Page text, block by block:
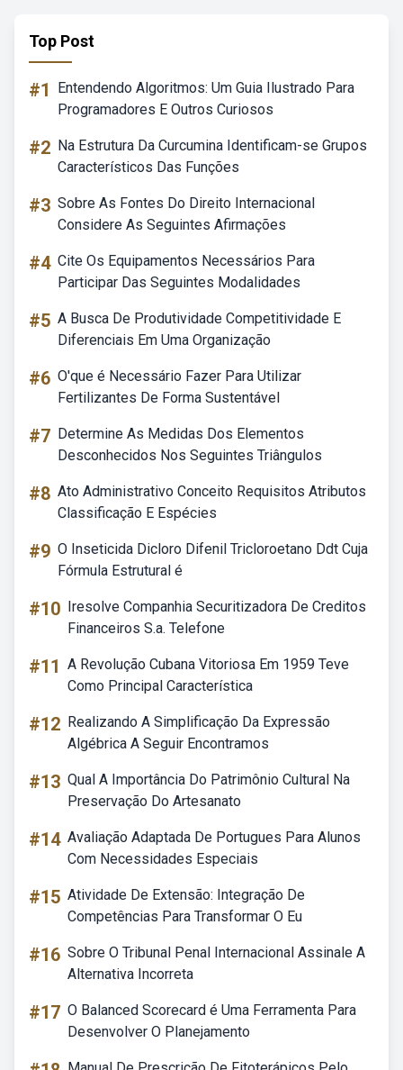
Top Post
#1
Entendendo Algoritmos: Um Guia Ilustrado Para
Programadores E Outros Curiosos
#2 Na Estrutura Da Curcumina Identificam-se Grupos
Característicos Das Funções
#3 Sobre As Fontes Do Direito Internacional
Considere As Seguintes Afirmações
#4 Cite Os Equipamentos Necessários Para
Participar Das Seguintes Modalidades
#5 A Busca De Produtividade Competitividade E
Diferenciais Em Uma Organização
#6 O'que é Necessário Fazer Para Utilizar
Fertilizantes De Forma Sustentável
#7 Determine As Medidas Dos Elementos
Desconhecidos Nos Seguintes Triângulos
#8 Ato Administrativo Conceito Requisitos Atributos
Classificação E Espécies
#9 O Inseticida Dicloro Difenil Tricloroetano Ddt Cuja
Fórmula Estrutural é
#10 Iresolve Companhia Securitizadora De Creditos
Financeiros S.a. Telefone
#11 A Revolução Cubana Vitoriosa Em 1959 Teve
Como Principal Característica
#12 Realizando A Simplificação Da Expressão
Algébrica A Seguir Encontramos
#13 Qual A Importância Do Patrimônio Cultural Na
Preservação Do Artesanato
#14 Avaliação Adaptada De Portugues Para Alunos
Com Necessidades Especiais
#15 Atividade De Extensão: Integração De
Competências Para Transformar O Eu
#16 Sobre O Tribunal Penal Internacional Assinale A
Alternativa Incorreta
#17 O Balanced Scorecard é Uma Ferramenta Para
Desenvolver O Planejamento